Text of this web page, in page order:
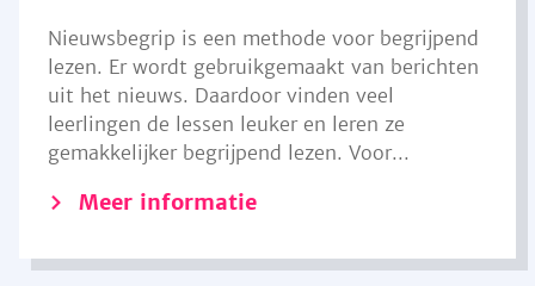
Nieuwsbegrip is een methode voor begrijpend
lezen. Er wordt gebruikgemaakt van berichten
uit het nieuws. Daardoor vinden veel
leerlingen de lessen leuker en leren ze
gemakkelijker begrijpend lezen. Voor...
Meer informatie